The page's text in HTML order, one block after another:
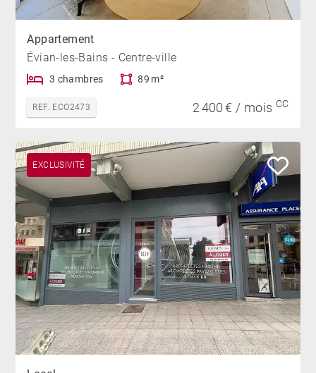
Appartement
Évian-les-Bains - Centre-ville
3 chambres 89 m²
REF. ECO2473 2 400 € / mois CC
EXCLUSIVITÉ